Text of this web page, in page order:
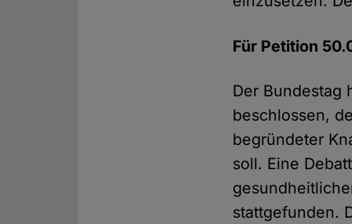
Für Petition
Der Bundestag
beschlossen,
begründeter
soll. Eine
stattgefunden.